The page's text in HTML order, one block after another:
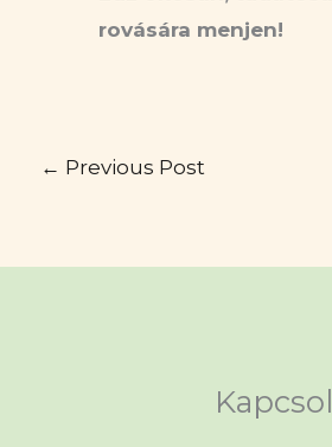
rovására menjen!
← Previous Post